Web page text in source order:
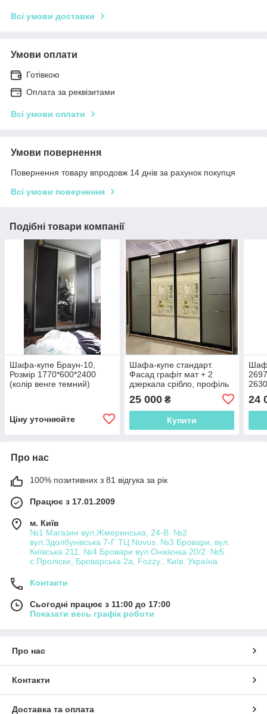
Всі умови доставки
Умови оплати
Готівкою
Оплата за реквізитами
Всі умови оплати
Умови повернення
Повернення товару впродовж 14 днів за рахунок покупця
Всі умови повернення
Подібні товари компанії
Шафа-купе Браун-10,
Розмір 1770*600*2400
(колір венге темний)
Ціну уточнюйте
Шафа-купе стандарт.
Фасад графіт мат + 2
дзеркала срібло, профіль
2400*600*2400
25 000₴
Купити
24
Про нас
100% позитивних з 81 відгука за рік
Працює з 17.01.2009
м. Київ
№1 Магазин вул.Жмеринська, 24-В. №2
вул.Здолбунівська 7-Г ТЦ Novus. №3 Бровари, вул.
Київська 211. №4 Бровари вул Онікієнка 20/2. №5
с.Проліски, Броварська 2а, Fozzy., Київ, Україна
Контакти
Сьогодні працює з 11:00 до 17:00
Показати весь графік роботи
Про нас
Контакти
Доставка та оплата